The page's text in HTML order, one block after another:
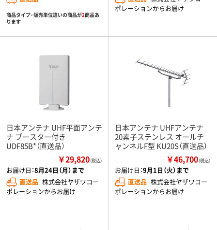
商品タイプ・販売単位違いの商品が2商品あ
ります
ポレーションからお届け
日本アンテナ UHF平面アンテ
ナ ブースター付き
UDF85B*（直送品）
￥29,820（税込）
お届け日：8月24日（月）まで
直送品 株式会社ヤザワコー
ポレーションからお届け
日本アンテナ UHFアンテナ
20素子ステンレス オールチ
ャンネルF型 KU20S（直送品）
￥46,700（税込）
お届け日：9月1日（火）まで
直送品 株式会社ヤザワコー
ポレーションからお届け